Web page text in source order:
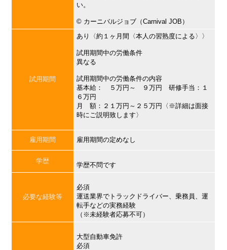
い。
©︎ カーニバルジョブ（Carnival JOB）
試用期間
あり〈約１ヶ月間〈本人の習熟度による〉〉
試用期間中の労働条件
異なる
試用期間中の労働条件の内容
基本給： ５万円～ ９万円 研修手当：１
６万円
月 額：２１万円～２５万円〈※詳細は面接
時にご説明致します〉
雇用期間 雇用期間の定めなし
学歴
学歴不問です
必要な経験等
必須
運送業界でトラックドライバー、乗務員、運
転手などの実務経験
（※未経験者応募不可）
大型自動車免許
必須